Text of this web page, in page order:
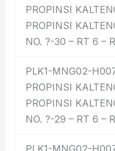
PROPINSI
PROPINSI
NO. ?-30 – RT 6 –
PLK1-MNG02-
PROPINSI
PROPINSI
NO. ?-29 – RT 6 –